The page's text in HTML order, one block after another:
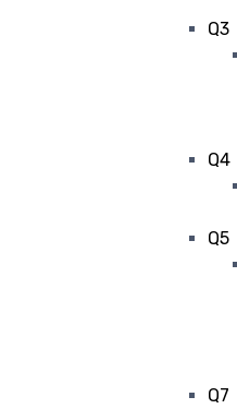
Q3
Q4
Q5
Q7